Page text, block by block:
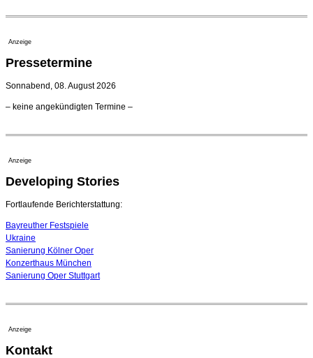
Regensburger Generalmusikdirektor Stefan Veselka
Kammerorchester Heilbronn: Chefdirigent Risto Joost
verlängert bis 2030
Ensemblemitglieder
Dirigent Nicolás Pasquet mit Würth-Preis der
Jeunesses Musicales ausgezeichnet
07. August 2026 - 13:20 Uhr
Anzeige
Pressetermine
Sonnabend, 08. August 2026
– keine angekündigten Termine –
Anzeige
Developing Stories
Fortlaufende Berichterstattung:
Bayreuther Festspiele
Ukraine
Sanierung Kölner Oper
Konzerthaus München
Sanierung Oper Stuttgart
Anzeige
Kontakt